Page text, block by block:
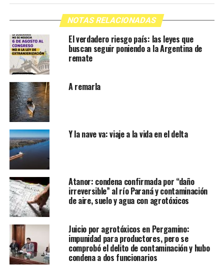
NOTAS RELACIONADAS
El verdadero riesgo país: las leyes que
buscan seguir poniendo a la Argentina de
remate
A remarla
Y la nave va: viaje a la vida en el delta
Atanor: condena confirmada por “daño
irreversible” al río Paraná y contaminación
de aire, suelo y agua con agrotóxicos
Juicio por agrotóxicos en Pergamino:
impunidad para productores, pero se
comprobó el delito de contaminación y hubo
condena a dos funcionarios